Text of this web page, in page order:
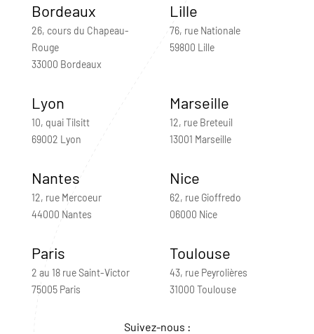
Bordeaux
26, cours du Chapeau-
Rouge
33000 Bordeaux
Lille
76, rue Nationale
59800 Lille
Lyon
10, quai Tilsitt
69002 Lyon
Marseille
12, rue Breteuil
13001 Marseille
Nantes
12, rue Mercoeur
44000 Nantes
Nice
62, rue Gioffredo
06000 Nice
Paris
2 au 18 rue Saint-Victor
75005 Paris
Toulouse
43, rue Peyrolières
31000 Toulouse
Suivez-nous :